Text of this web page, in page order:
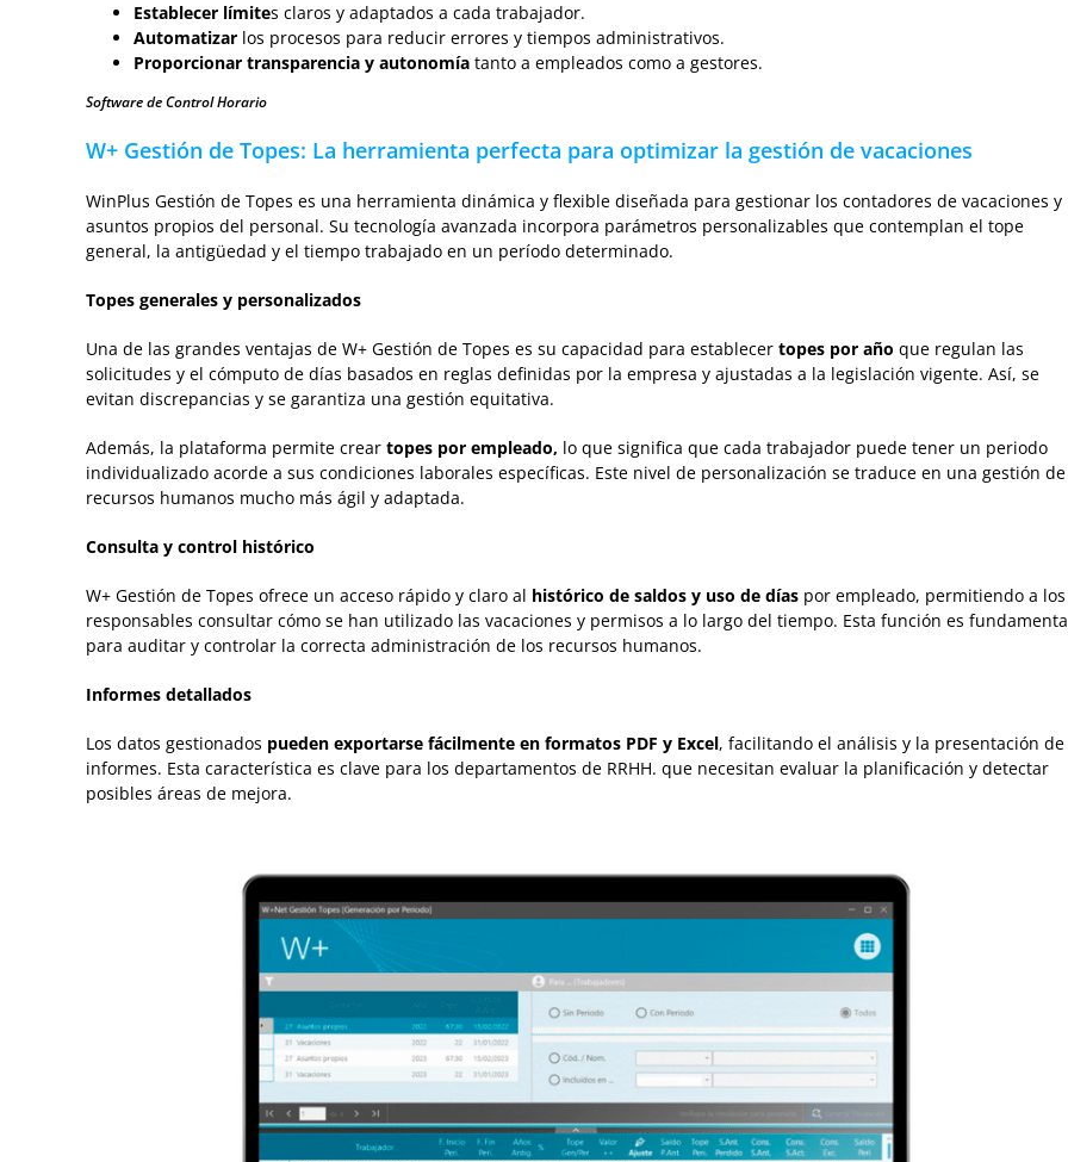
Establecer límites claros y adaptados a cada trabajador.
Automatizarlos procesos para reducir errores y tiempos administrativos.
Proporcionar transparencia y autonomíatanto a empleados como a gestores.
Software de Control Horario
W+ Gestión de Topes: La herramienta perfecta para optimizar la gestión de vacaciones
WinPlus Gestión de Topes es una herramienta dinámica y flexible diseñada para gestionar los contadores de vacaciones y
asuntos propios del personal. Su tecnología avanzada incorpora parámetros personalizables que contemplan el tope
general, la antigüedad y el tiempo trabajado en un período determinado.
Topes generales y personalizados
Una de las grandes ventajas de W+ Gestión de Topes es su capacidad para establecer topes por año que regulan las
solicitudes y el cómputo de días basados en reglas definidas por la empresa y ajustadas a la legislación vigente. Así, se
evitan discrepancias y se garantiza una gestión equitativa.
Además, la plataforma permite crear topes por empleado, lo que significa que cada trabajador puede tener un periodo
individualizado acorde a sus condiciones laborales específicas. Este nivel de personalización se traduce en una gestión de
recursos humanos mucho más ágil y adaptada.
Consulta y control histórico
W+ Gestión de Topes ofrece un acceso rápido y claro al histórico de saldos y uso de díaspor empleado, permitiendo a los
responsables consultar cómo se han utilizado las vacaciones y permisos a lo largo del tiempo. Esta función es
para auditar y controlar la correcta administración de los recursos humanos.
Informes detallados
Los datos gestionados pueden exportarse fácilmente en formatos PDF y Excel, facilitando el análisis y la presentación de
informes. Esta característica es clave para los departamentos de RRHH. que necesitan evaluar la planificación y detectar
posibles áreas de mejora.